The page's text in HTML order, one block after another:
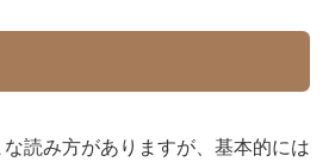
読み方がありますが、基本的には